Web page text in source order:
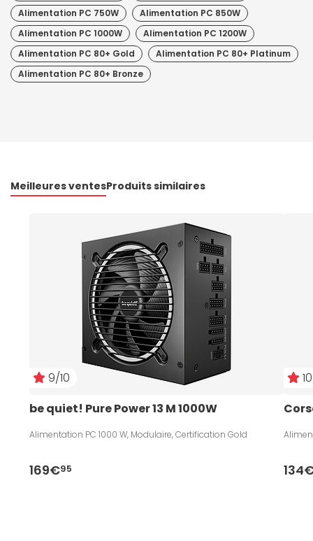
Alimentation PC 750W
Alimentation PC 850W
Alimentation PC 1000W
Alimentation PC 1200W
Alimentation PC 80+ Gold
Alimentation PC 80+ Platinum
Alimentation PC 80+ Bronze
Meilleures ventesProduits similaires
9/10
be quiet! Pure Power 13 M 1000W
Alimentation PC 1000 W, Modulaire, Certification Gold
169€95